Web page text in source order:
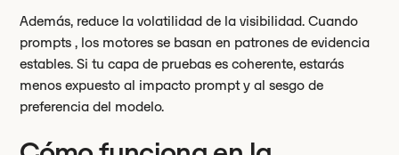
Además, reduce la volatilidad de la visibilidad. Cuando
prompts , los motores se basan en patrones de evidencia
estables. Si tu capa de pruebas es coherente, estarás
menos expuesto al impacto prompt y al sesgo de
preferencia del modelo.